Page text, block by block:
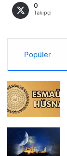
0
Takipçi
Popüler